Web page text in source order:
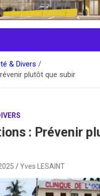
& Divers
plutôt que subir
: Prévenir
Yves LESAINT